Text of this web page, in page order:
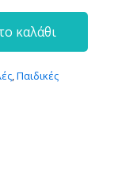
καλάθι
,Παιδικές